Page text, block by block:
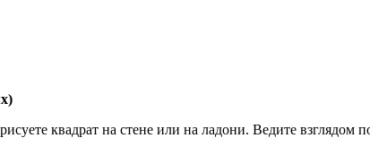
квадрат на стене или на ладони. Ведите